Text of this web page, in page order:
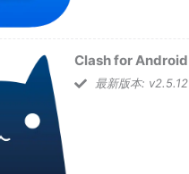
Clash for Android
最新版本: v2.5.12